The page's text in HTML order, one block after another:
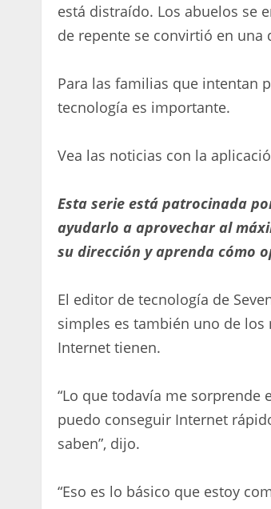
está distraído. Los abuelos se
de repente se convirtió en una
Para las familias que intentan
tecnología es importante.
Vea las noticias con la
Esta serie está patrocinada
ayudarlo a aprovechar al
su dirección y aprenda cómo
El editor de tecnología de
simples es también uno de
Internet tienen.
“Lo que todavía me sorprende
puedo conseguir Internet
saben”, dijo.
“Eso es lo básico que estoy